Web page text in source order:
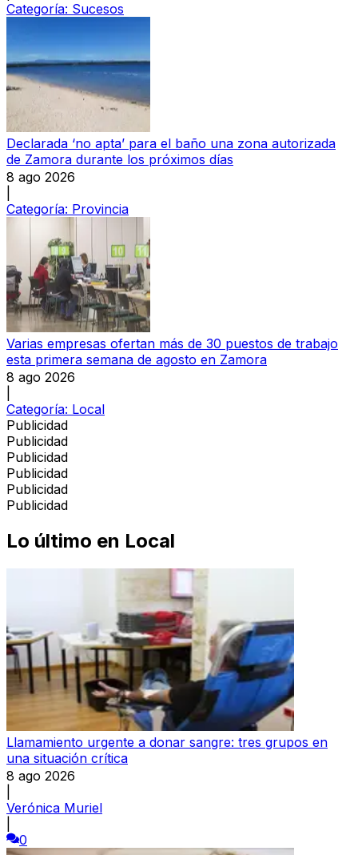
Categoría: Sucesos
Declarada ‘no apta’ para el baño una zona autorizada
de Zamora durante los próximos días
8 ago 2026
Categoría: Provincia
Varias empresas ofertan más de 30 puestos de trabajo
esta primera semana de agosto en Zamora
8 ago 2026
Categoría: Local
Publicidad
Publicidad
Publicidad
Publicidad
Publicidad
Publicidad
Lo último en Local
Llamamiento urgente a donar sangre: tres grupos en
una situación crítica
8 ago 2026
Verónica Muriel
0